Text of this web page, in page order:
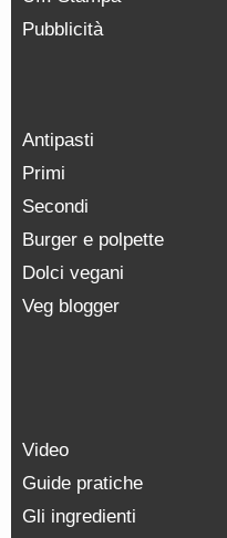
Pubblicità
Antipasti
Primi
Secondi
Burger e polpette
Dolci vegani
Veg blogger
Video
Guide pratiche
Gli ingredienti